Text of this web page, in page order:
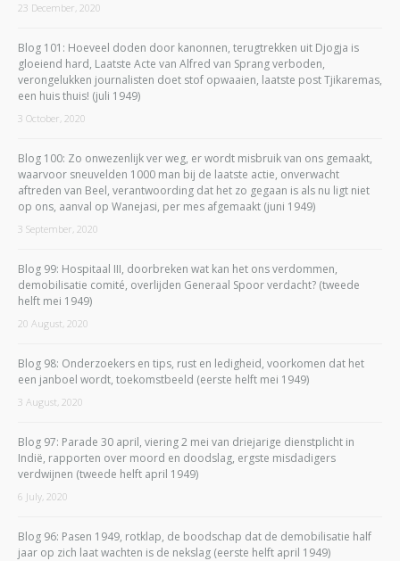
23 December, 2020
Blog 101: Hoeveel doden door kanonnen, terugtrekken uit Djogja is
gloeiend hard, Laatste Acte van Alfred van Sprang verboden,
verongelukken journalisten doet stof opwaaien, laatste post Tjikaremas,
een huis thuis! (juli 1949)
3 October, 2020
Blog 100: Zo onwezenlijk ver weg, er wordt misbruik van ons gemaakt,
waarvoor sneuvelden 1000 man bij de laatste actie, onverwacht
aftreden van Beel, verantwoording dat het zo gegaan is als nu ligt niet
op ons, aanval op Wanejasi, per mes afgemaakt (juni 1949)
3 September, 2020
Blog 99: Hospitaal III, doorbreken wat kan het ons verdommen,
demobilisatie comité, overlijden Generaal Spoor verdacht? (tweede
helft mei 1949)
20 August, 2020
Blog 98: Onderzoekers en tips, rust en ledigheid, voorkomen dat het
een janboel wordt, toekomstbeeld (eerste helft mei 1949)
3 August, 2020
Blog 97: Parade 30 april, viering 2 mei van driejarige dienstplicht in
Indië, rapporten over moord en doodslag, ergste misdadigers
verdwijnen (tweede helft april 1949)
6 July, 2020
Blog 96: Pasen 1949, rotklap, de boodschap dat de demobilisatie half
jaar op zich laat wachten is de nekslag (eerste helft april 1949)